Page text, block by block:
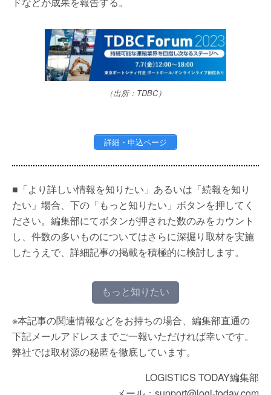
（出所：TDBC）
詳細・申込ページ
■「より詳しい情報を知りたい」あるいは「続報を知り
たい」場合、下の「もっと知りたい」ボタンを押してく
ださい。編集部にてボタンが押された数のみをカウント
し、件数の多いものについてはさらに深掘り取材を実施
したうえで、詳細記事の掲載を積極的に検討します。
もっと知りたい
※本記事の関連情報などをお持ちの場合、編集部直通の
下記メールアドレスまでご一報いただければ幸いです。
弊社では取材源の秘匿を徹底しています。
LOGISTICS TODAY編集部